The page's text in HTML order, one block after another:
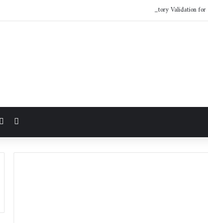
LG Electronics Earns NVIDIA AI Factory Validation